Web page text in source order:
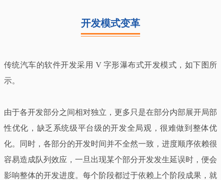
开发模式变革
传统汽车的软件开发采用 V 字形瀑布式开发模式，如下图所
示。
由于各开发部分之间相对独立，更多只是在部分内部展开局部
性优化，缺乏系统级平台级的开发全局观，很难做到整体优
化。同时，各部分的开发时间并不全然一致，进度顺序依赖很
容易造成队列效应，一旦出现某个部分开发发生延误时，便会
影响整体的开发进度。每个阶段都过于依赖上个阶段成果，就